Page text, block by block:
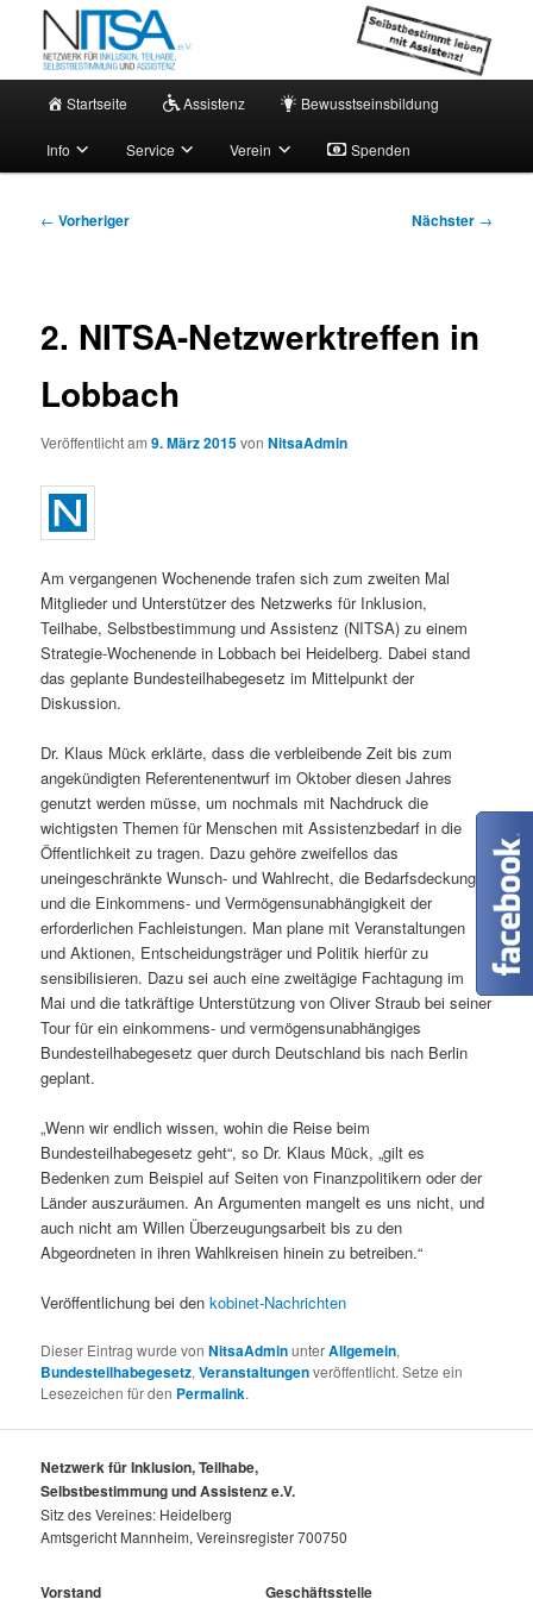
primären
springenNITSA e.V. – Aktuell
Netzwerk für persönliche Assistenz
HauptmenüStartseite Assistenz Bewusstseinsbildung
Info Service Verein Spenden
Beitragsnavigation
← Vorheriger Nächster →
2. NITSA-Netzwerktreffen in
Lobbach
Veröffentlicht am9. März 2015vonNitsaAdmin
Am vergangenen Wochenende trafen sich zum zweiten Mal
Mitglieder und Unterstützer des Netzwerks für Inklusion,
Teilhabe, Selbstbestimmung und Assistenz (NITSA) zu einem
Strategie-Wochenende in Lobbach bei Heidelberg. Dabei stand
das geplante Bundesteilhabegesetz im Mittelpunkt der
Diskussion.
Dr. Klaus Mück erklärte, dass die verbleibende Zeit bis zum
angekündigten Referentenentwurf im Oktober diesen Jahres
genutzt werden müsse, um nochmals mit Nachdruck die
wichtigsten Themen für Menschen mit Assistenzbedarf in die
Öffentlichkeit zu tragen. Dazu gehöre zweifellos das
uneingeschränkte Wunsch- und Wahlrecht, die Bedarfsdeckung
und die Einkommens- und Vermögensunabhängigkeit der
erforderlichen Fachleistungen. Man plane mit Veranstaltungen
und Aktionen, Entscheidungsträger und Politik hierfür zu
sensibilisieren. Dazu sei auch eine zweitägige Fachtagung im
Mai und die tatkräftige Unterstützung von Oliver Straub bei seiner
Tour für ein einkommens- und vermögensunabhängiges
Bundesteilhabegesetz quer durch Deutschland bis nach Berlin
geplant.
„Wenn wir endlich wissen, wohin die Reise beim
Bundesteilhabegesetz geht“, so Dr. Klaus Mück, „gilt es
Bedenken zum Beispiel auf Seiten von Finanzpolitikern oder der
Länder auszuräumen. An Argumenten mangelt es uns nicht, und
auch nicht am Willen Überzeugungsarbeit bis zu den
Abgeordneten in ihren Wahlkreisen hinein zu betreiben.“
Veröffentlichung bei denkobinet-Nachrichten
Dieser Eintrag wurde vonNitsaAdminunterAllgemein,
Bundesteilhabegesetz,Veranstaltungenveröffentlicht. Setze ein
Lesezeichen für den Permalink.
Netzwerk für Inklusion, Teilhabe,
Selbstbestimmung und Assistenz e.V.
Sitz des Vereines: Heidelberg
Amtsgericht Mannheim, Vereinsregister 700750
Vorstand Geschäftsstelle